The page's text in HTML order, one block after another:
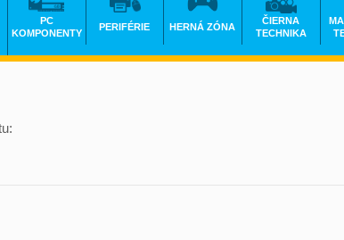
PC
KOMPONENTY
PERIFÉRIE HERNÁ ZÓNA
ČIERNA
TECHNIKA